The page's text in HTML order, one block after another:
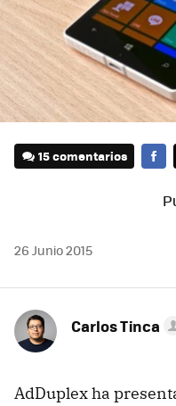
15 comentarios
26 Junio 2015
Carlos Tinca
AdDuplex ha